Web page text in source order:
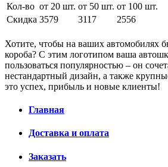
Кол-во от 20 шт. от 50 шт. от 100 шт.
Скидка 3579 3117 2556
Хотите, чтобы на ваших автомобилях
короба? С этим логотипом ваша
пользоваться популярностью – он
нестандартный дизайн, а также
это успех, прибыль и новые клиенты!
Главная
Доставка и оплата
Заказать